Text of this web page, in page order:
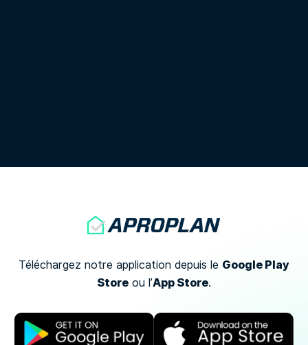
Téléchargez notre application depuis le Google Play
Store ou l’App Store.